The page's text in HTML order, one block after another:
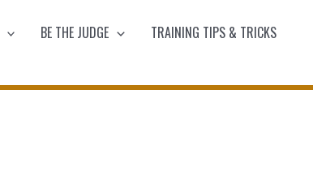
BE THE JUDGE
TRAINING TIPS & TRICKS